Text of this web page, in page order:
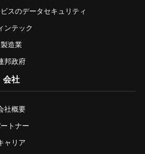
スのデータセキュリティ
ンテック
製造業
邦政府
会社
社概要
トナー
ャリア